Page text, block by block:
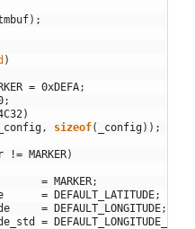
) ;
)
= 0xDEFA;
;
_config, sizeof( _config) ) ;
!= MARKER)
= MARKER;
= DEFAULT_LATITUDE;
= DEFAULT_LONGITUDE;
= DEFAULT_LONGITUDE_STD